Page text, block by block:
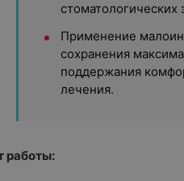
стоматологических
Применение
сохранения
поддержания
лечения.
работы: